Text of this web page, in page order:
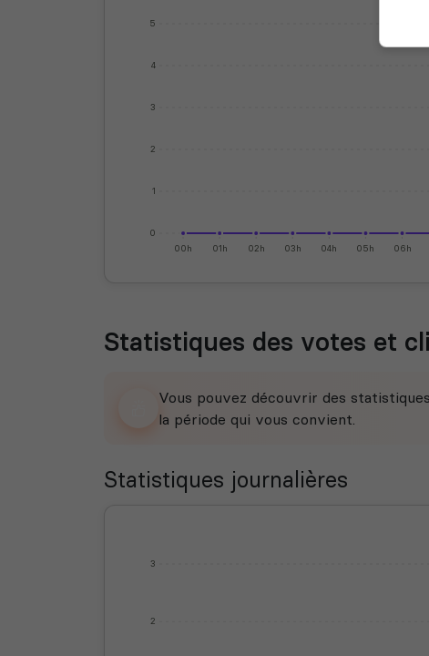
0
1
2
3
4
5
00h 01h 02h 03h 04h 05h 06h
Statistiques des votes et
Vous pouvez découvrir des
la période qui vous convient.
Statistiques journalières
2
3